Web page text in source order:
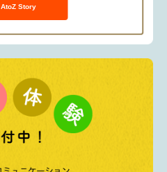
AtoZ Story